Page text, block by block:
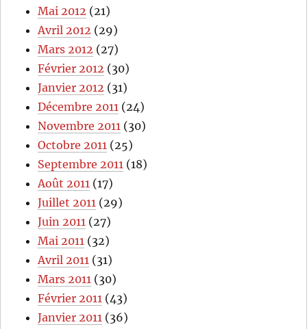
Mai 2012 (21)
Avril 2012 (29)
Mars 2012 (27)
Février 2012 (30)
Janvier 2012 (31)
Décembre 2011 (24)
Novembre 2011 (30)
Octobre 2011 (25)
Septembre 2011 (18)
Août 2011 (17)
Juillet 2011 (29)
Juin 2011 (27)
Mai 2011 (32)
Avril 2011 (31)
Mars 2011 (30)
Février 2011 (43)
Janvier 2011 (36)